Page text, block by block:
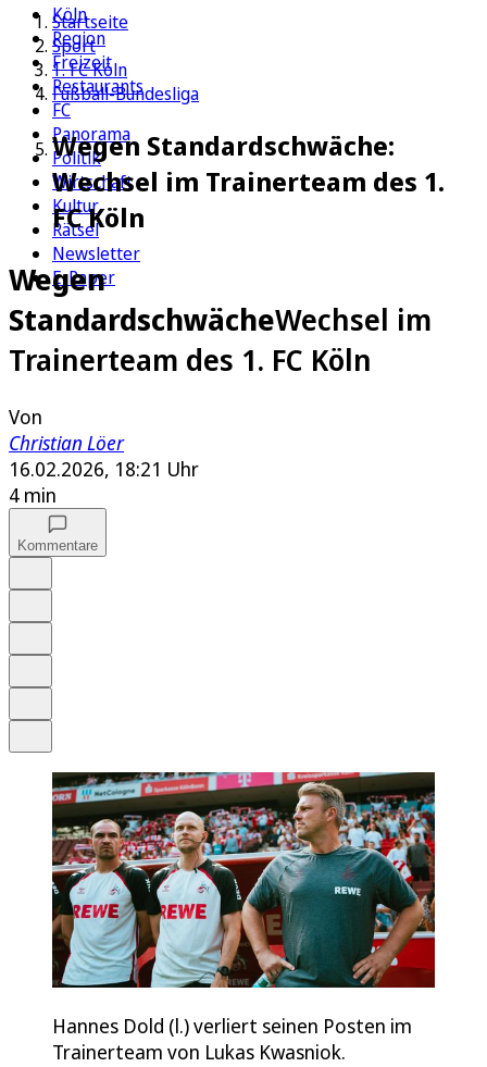
Köln
Region
Freizeit
Restaurants
FC
Panorama
Politik
Wirtschaft
Kultur
Rätsel
Newsletter
E-Paper
Startseite
Sport
1. FC Köln
Fußball-Bundesliga
Wegen Standardschwäche:
Wechsel im Trainerteam des 1.
FC Köln
Wegen
StandardschwächeWechsel im
Trainerteam des 1. FC Köln
Von
Christian Löer
16.02.2026, 18:21 Uhr
4 min
Kommentare
Hannes Dold (l.) verliert seinen Posten im
Trainerteam von Lukas Kwasniok.